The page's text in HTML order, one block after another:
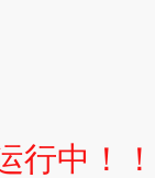
行中！